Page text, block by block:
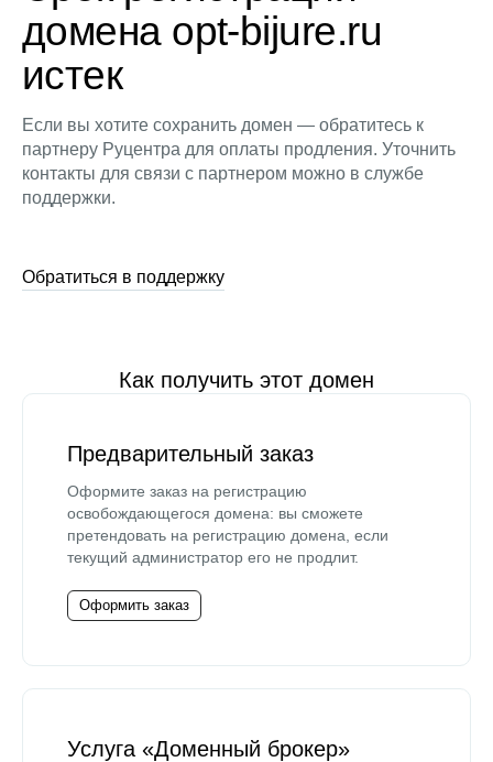
домена opt-bijure.ru
истек
Если вы хотите сохранить домен — обратитесь к
партнеру Руцентра для оплаты продления. Уточнить
контакты для связи с партнером можно в службе
поддержки.
Обратиться в поддержку
Как получить этот домен
Предварительный заказ
Оформите заказ на регистрацию
освобождающегося домена: вы сможете
претендовать на регистрацию домена, если
текущий администратор его не продлит.
Оформить заказ
Услуга «Доменный брокер»